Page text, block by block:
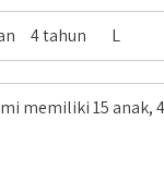
4 tahun L
memiliki 15 anak,